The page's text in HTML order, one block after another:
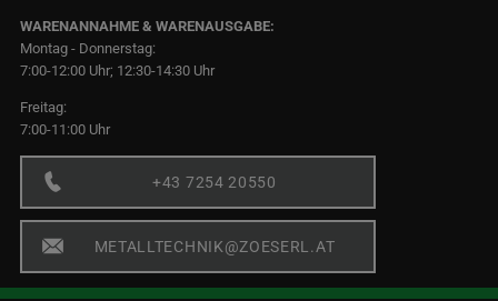
WARENANNAHME & WARENAUSGABE:
Montag - Donnerstag:
7:00-12:00 Uhr; 12:30-14:30 Uhr
Freitag:
7:00-11:00 Uhr
+43 7254 20550
METALLTECHNIK@ZOESERL.AT